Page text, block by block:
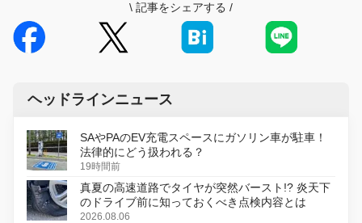
\ 記事をシェアする /
ヘッドラインニュース
SAやPAのEV充電スペースにガソリン車が駐車！
法律的にどう扱われる？
19時間前
真夏の高速道路でタイヤが突然バースト!? 炎天下
のドライブ前に知っておくべき点検内容とは
2026.08.06